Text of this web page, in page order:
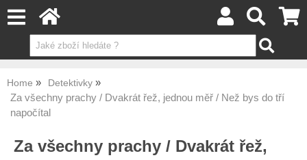
Home Detektivky
Za všechny prachy / Dvakrát řež, jednou měř / Než bys do tří
napočítal
Za všechny prachy / Dvakrát řež,